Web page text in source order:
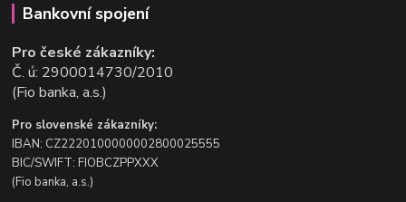
Bankovní spojení
Pro české zákazníky:
Č. ú: 2900014730/2010
(Fio banka, a.s.)
Pro slovenské zákazníky:
IBAN: CZ2220100000002800025555
BIC/SWIFT: FIOBCZPPXXX
(Fio banka, a.s.)